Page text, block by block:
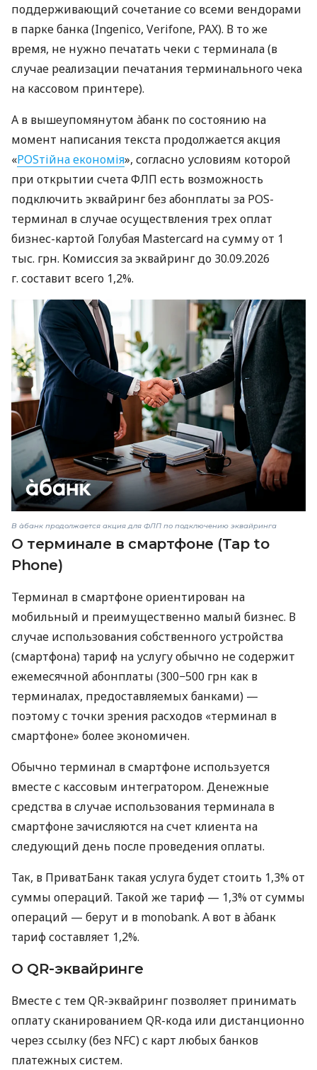
поддерживающий сочетание со всеми вендорами
в парке банка (Ingenico, Verifone, PAX). В то же
время, не нужно печатать чеки с терминала (в
случае реализации печатания терминального чека
на кассовом принтере).
А в вышеупомянутом àбанк по состоянию на
момент написания текста продолжается акция
«POSтійна економія», согласно условиям которой
при открытии счета ФЛП есть возможность
подключить эквайринг без абонплаты за POS-
терминал в случае осуществления трех оплат
бизнес-картой Голубая Mastercard на сумму от 1
тыс. грн. Комиссия за эквайринг до 30.09.2026
г. составит всего 1,2%.
В àбанк продолжается акция для ФЛП по подключению эквайринга
О терминале в смартфоне (Tap to
Phone)
Терминал в смартфоне ориентирован на
мобильный и преимущественно малый бизнес. В
случае использования собственного устройства
(смартфона) тариф на услугу обычно не содержит
ежемесячной абонплаты (300−500 грн как в
терминалах, предоставляемых банками) —
поэтому с точки зрения расходов «терминал в
смартфоне» более экономичен.
Обычно терминал в смартфоне используется
вместе с кассовым интегратором. Денежные
средства в случае использования терминала в
смартфоне зачисляются на счет клиента на
следующий день после проведения оплаты.
Так, в ПриватБанк такая услуга будет стоить 1,3% от
суммы операций. Такой же тариф — 1,3% от суммы
операций — берут и в monobank. А вот в àбанк
тариф составляет 1,2%.
О QR-эквайринге
Вместе с тем QR-эквайринг позволяет принимать
оплату сканированием QR-кода или дистанционно
через ссылку (без NFC) с карт любых банков
платежных систем.